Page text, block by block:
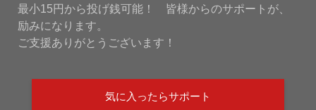
最小15円から投げ銭可能！ 皆様からのサポートが、
励みになります。
ご支援ありがとうございます！
気に入ったらサポート